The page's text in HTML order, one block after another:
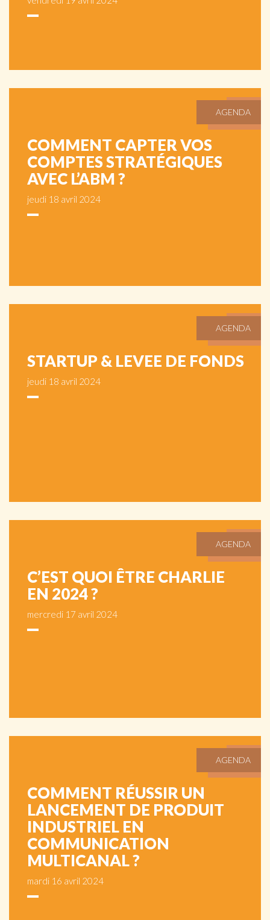
AGENDA
COMMENT CAPTER VOS
COMPTES STRATÉGIQUES
AVEC L’ABM ?
jeudi 18 avril 2024
AGENDA
STARTUP & LEVEE DE FONDS
jeudi 18 avril 2024
AGENDA
C’EST QUOI ÊTRE CHARLIE
EN 2024 ?
mercredi 17 avril 2024
AGENDA
COMMENT RÉUSSIR UN
LANCEMENT DE PRODUIT
INDUSTRIEL EN
COMMUNICATION
MULTICANAL ?
mardi 16 avril 2024